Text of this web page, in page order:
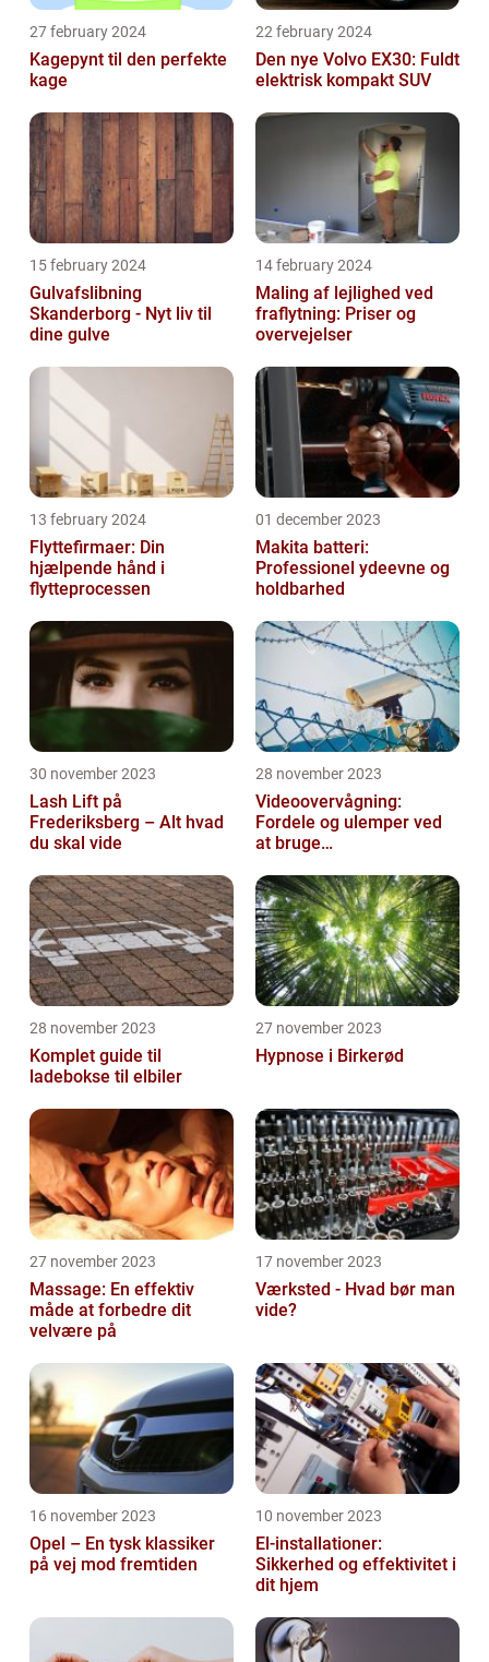
27 february 2024
Kagepynt til den perfekte
kage
22 february 2024
Den nye Volvo EX30: Fuldt
elektrisk kompakt SUV
15 february 2024
Gulvafslibning
Skanderborg - Nyt liv til
dine gulve
14 february 2024
Maling af lejlighed ved
fraflytning: Priser og
overvejelser
13 february 2024
Flyttefirmaer: Din
hjælpende hånd i
flytteprocessen
01 december 2023
Makita batteri:
Professionel ydeevne og
holdbarhed
30 november 2023
Lash Lift på
Frederiksberg – Alt hvad
du skal vide
28 november 2023
Videoovervågning:
Fordele og ulemper ved
at bruge
28 november 2023
Komplet guide til
ladebokse til elbiler
27 november 2023
Hypnose i Birkerød
27 november 2023
Massage: En effektiv
måde at forbedre dit
velvære på
17 november 2023
Værksted - Hvad bør man
vide?
16 november 2023
Opel – En tysk klassiker
på vej mod fremtiden
10 november 2023
El-installationer:
Sikkerhed og effektivitet i
dit hjem